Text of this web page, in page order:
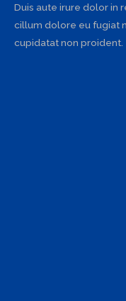
Duis aute irure dolor in
cillum dolore eu fugiat
cupidatat non proident.